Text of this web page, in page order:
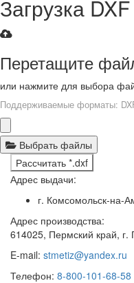
Загрузка
Перетащите
или нажмите для выбора
Поддерживаемые форматы:
Выбрать файлы
Рассчитать *.dxf
Адрес выдачи:
г. Комсомольск-на-
Адрес производства:
614025, Пермский край,
E-mail: stmetiz@yandex.ru
Телефон: 8-800-101-68-58